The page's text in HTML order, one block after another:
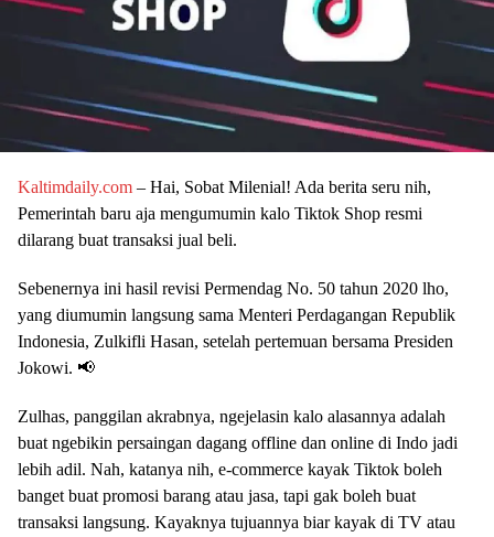
Kaltimdaily.com – Hai, Sobat Milenial! Ada berita seru nih,
Pemerintah baru aja mengumumin kalo Tiktok Shop resmi
dilarang buat transaksi jual beli.
Sebenernya ini hasil revisi Permendag No. 50 tahun 2020 lho,
yang diumumin langsung sama Menteri Perdagangan Republik
Indonesia, Zulkifli Hasan, setelah pertemuan bersama Presiden
Jokowi. 📢
Zulhas, panggilan akrabnya, ngejelasin kalo alasannya adalah
buat ngebikin persaingan dagang offline dan online di Indo jadi
lebih adil. Nah, katanya nih, e-commerce kayak Tiktok boleh
banget buat promosi barang atau jasa, tapi gak boleh buat
transaksi langsung. Kayaknya tujuannya biar kayak di TV atau